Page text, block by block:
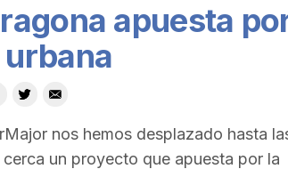
apuesta
nos hemos desplazado hasta
un proyecto que apuesta por la